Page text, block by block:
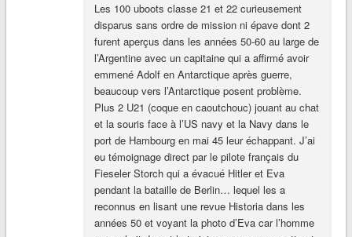
Les 100 uboots classe 21 et 22 curieusement
disparus sans ordre de mission ni épave dont 2
furent aperçus dans les années 50-60 au large de
l’Argentine avec un capitaine qui a affirmé avoir
emmené Adolf en Antarctique après guerre,
beaucoup vers l’Antarctique posent problème.
Plus 2 U21 (coque en caoutchouc) jouant au chat
et la souris face à l’US navy et la Navy dans le
port de Hambourg en mai 45 leur échappant. J’ai
eu témoignage direct par le pilote français du
Fieseler Storch qui a évacué Hitler et Eva
pendant la bataille de Berlin… lequel les a
reconnus en lisant une revue Historia dans les
années 50 et voyant la photo d’Eva car l’homme